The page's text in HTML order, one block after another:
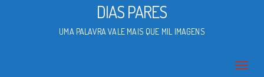
DIAS PARES
UMA PALAVRA VALE MAIS QUE MIL IMAGENS